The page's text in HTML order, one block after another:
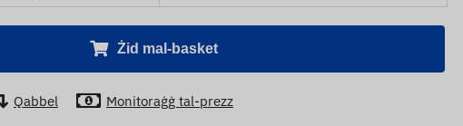
Żid mal-basket
Qabbel Monitoraġġ tal-prezz